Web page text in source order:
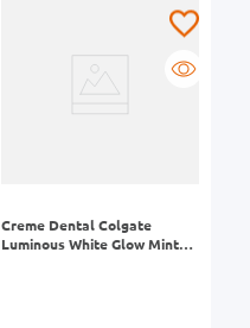
Creme Dental Colgate
Luminous White Glow Mint